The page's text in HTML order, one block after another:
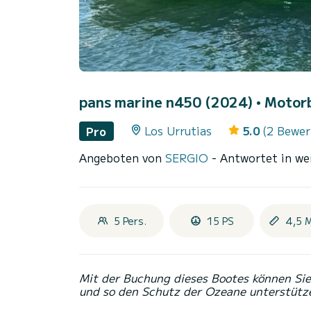
pans marine n450 (2024) •
Pro Los Urrutias 5.0 (2
Angeboten von SERGIO - Antwortet in
5 Pers. 15 PS 4,5
Mit der Buchung dieses Bootes können
und so den Schutz der Ozeane